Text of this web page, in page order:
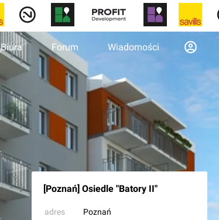
Biura Forum Wiadomości
[Poznań] Osiedle "Batory II"
adres
Poznań